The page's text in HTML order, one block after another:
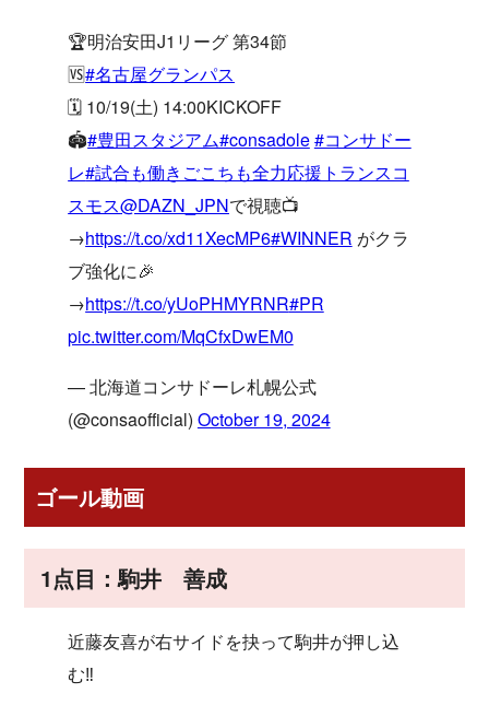
🏆明治安田J1リーグ 第34節
🆚#名古屋グランパス
🗓 10/19(土) 14:00KICKOFF
🏟#豊田スタジアム#consadole#コンサドー
レ#試合も働きごこちも全力応援トランスコ
スモス@DAZN_JPNで視聴📺
→https://t.co/xd11XecMP6#WINNER がクラ
ブ強化に🎉
→https://t.co/yUoPHMYRNR#PR
pic.twitter.com/MqCfxDwEM0
— 北海道コンサドーレ札幌公式
(@consaofficial) October 19, 2024
ゴール動画
1点目：駒井 善成
近藤友喜が右サイドを抉って駒井が押し込
む‼️